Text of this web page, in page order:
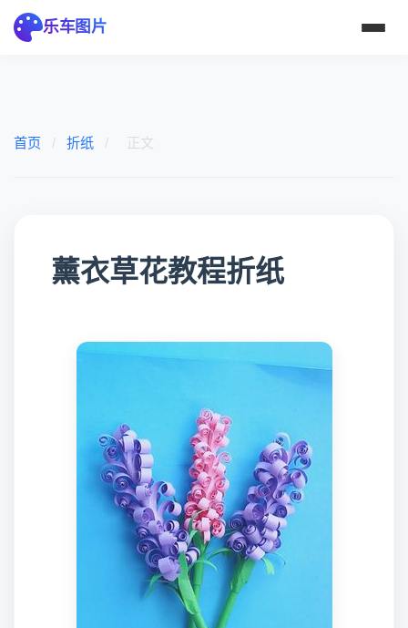
乐车图片
首页 / 折纸 / 正文
薰衣草花教程折纸